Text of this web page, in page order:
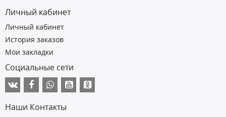
Личный кабинет
Личный кабинет
История заказов
Мои закладки
Социальные сети
Наши Контакты